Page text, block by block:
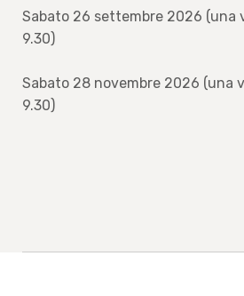
Sabato 26 settembre 2026 (una
9.30)
Sabato 28 novembre 2026 (una
9.30)